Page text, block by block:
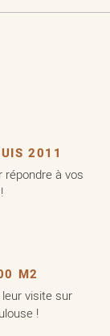
2011
répondre à vos
M2
visite sur
!